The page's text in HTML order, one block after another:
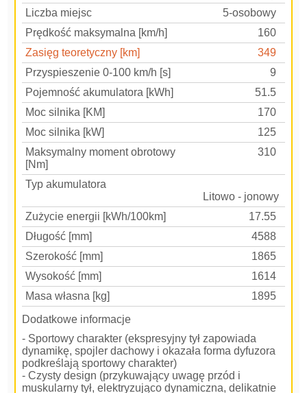
Liczba miejsc
5-osobowy
Prędkość maksymalna [km/h]
160
Zasięg teoretyczny [km]
349
Przyspieszenie 0-100 km/h [s]
9
Pojemność akumulatora [kWh]
51.5
Moc silnika [KM]
170
Moc silnika [kW]
125
Maksymalny moment obrotowy
[Nm]
310
Typ akumulatora
Lito­wo - jonowy
Zużycie energii [kWh/100km]
17.55
Długość [mm]
4588
Szerokość [mm]
1865
Wysokość [mm]
1614
Masa własna [kg]
1895
Dodatkowe informacje
- Sportowy charakter (ekspresyjny tył zapowiada
dynamikę, spojler dachowy i okazała forma dyfuzora
podkreślają sportowy charakter)
- Czysty design (przykuwający uwagę przód i
muskularny tył, elektryzująco dynamiczna, delikatnie